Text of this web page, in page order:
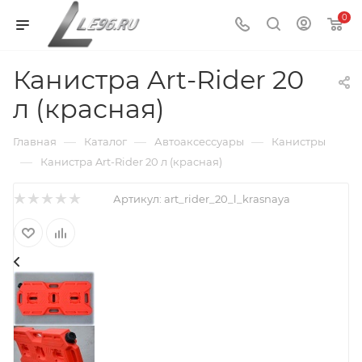
0
Канистра Art-Rider 20
л (красная)
Главная — Каталог — Автоаксессуары — Канистры
— Канистра Art-Rider 20 л (красная)
Артикул: art_rider_20_l_krasnaya